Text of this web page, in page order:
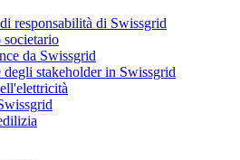
responsabilità di Swissgrid
da Swissgrid
degli stakeholder in Swissgrid